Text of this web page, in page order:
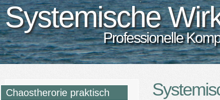
Systemische
Professionelle
Chaostherorie praktisch